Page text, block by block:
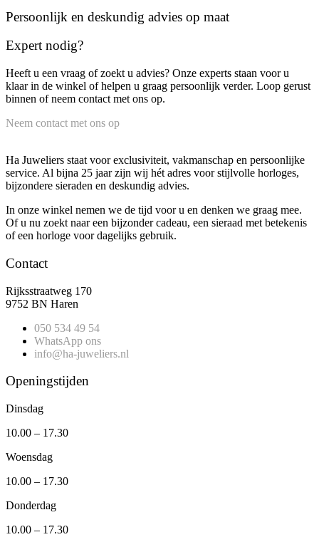
Persoonlijk en deskundig advies op maat
Expert nodig?
Heeft u een vraag of zoekt u advies? Onze experts staan voor u
klaar in de winkel of helpen u graag persoonlijk verder. Loop gerust
binnen of neem contact met ons op.
Neem contact met ons op
Ha Juweliers staat voor exclusiviteit, vakmanschap en persoonlijke
service. Al bijna 25 jaar zijn wij hét adres voor stijlvolle horloges,
bijzondere sieraden en deskundig advies.
In onze winkel nemen we de tijd voor u en denken we graag mee.
Of u nu zoekt naar een bijzonder cadeau, een sieraad met betekenis
of een horloge voor dagelijks gebruik.
Contact
Rijksstraatweg 170
9752 BN Haren
050 534 49 54
WhatsApp ons
info@ha-juweliers.nl
Openingstijden
Dinsdag
10.00 – 17.30
Woensdag
10.00 – 17.30
Donderdag
10.00 – 17.30